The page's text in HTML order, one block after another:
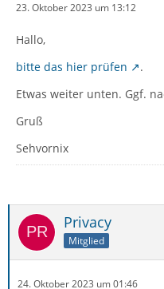
23. Oktober 2023 um 13:12
Hallo,
bitte das hier prüfen
.
Etwas weiter unten. Ggf.
Gruß
Sehvornix
Privacy
Mitglied
24. Oktober 2023 um 01:46